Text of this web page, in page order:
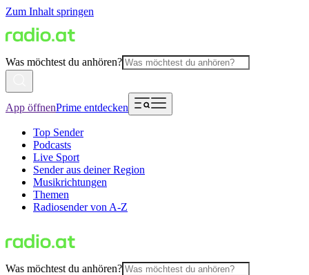
Zum Inhalt springen
Was möchtest du anhören?
App öffnenPrime entdecken
Top Sender
Podcasts
Live Sport
Sender aus deiner Region
Musikrichtungen
Themen
Radiosender von A-Z
Was möchtest du anhören?